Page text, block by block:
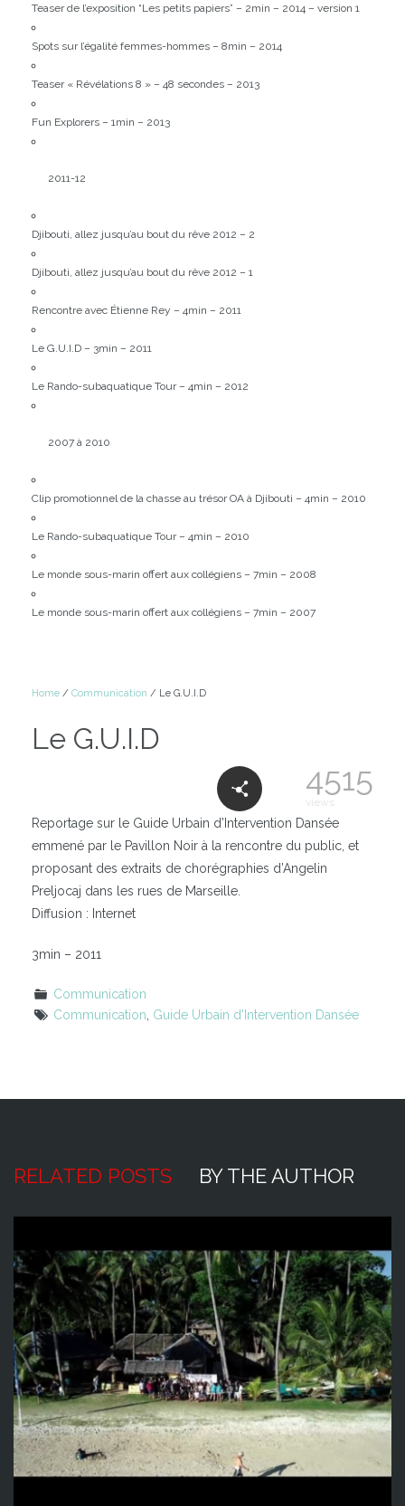
Teaser de l’exposition “Les petits papiers” – 2min – 2014 – version 1
Spots sur l’égalité femmes-hommes – 8min – 2014
Teaser « Révélations 8 » – 48 secondes – 2013
Fun Explorers – 1min – 2013
2011-12
Djibouti, allez jusqu’au bout du rêve 2012 – 2
Djibouti, allez jusqu’au bout du rêve 2012 – 1
Rencontre avec Étienne Rey – 4min – 2011
Le G.U.I.D – 3min – 2011
Le Rando-subaquatique Tour – 4min – 2012
2007 à 2010
Clip promotionnel de la chasse au trésor OA à Djibouti – 4min – 2010
Le Rando-subaquatique Tour – 4min – 2010
Le monde sous-marin offert aux collégiens – 7min – 2008
Le monde sous-marin offert aux collégiens – 7min – 2007
Home / Communication / Le G.U.I.D
Le G.U.I.D
4515
views
Reportage sur le Guide Urbain d’Intervention Dansée
emmené par le Pavillon Noir à la rencontre du public, et
proposant des extraits de chorégraphies d’Angelin
Preljocaj dans les rues de Marseille.
Diffusion : Internet
3min – 2011
Communication
Communication Guide Urbain d'Intervention Dansée
RELATED POSTS BY THE AUTHOR